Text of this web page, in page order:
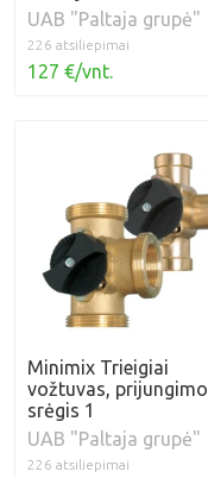
UAB "Paltaja grupė"
226 atsiliepimai
127 €/vnt.
Minimix Trieigiai
vožtuvas, ​prijungimo
srėgis 1
UAB "Paltaja grupė"
226 atsiliepimai